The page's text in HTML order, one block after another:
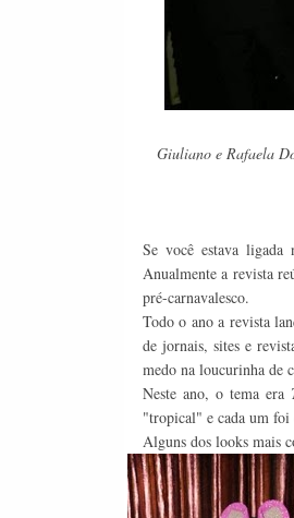
Giuliano e Rafaela
Se você estava
Anualmente a revista
pré-carnavalesco.
Todo o ano a revista
de jornais, sites e
medo na loucurinha de
Neste ano, o tema era
"tropical" e cada um foi
Alguns dos looks mais